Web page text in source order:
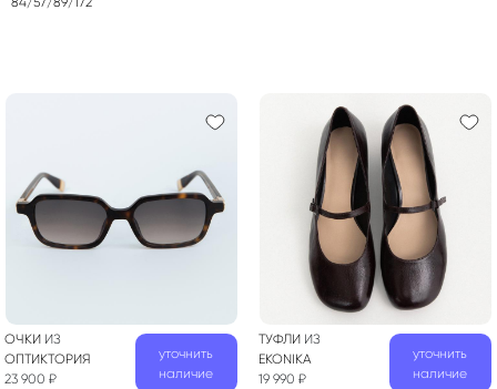
ОЧКИ ИЗ
ОПТИКТОРИЯ
23 900 ₽
уточнить
наличие
ТУФЛИ ИЗ
EKONIKA
19 990 ₽
уточнить
наличие